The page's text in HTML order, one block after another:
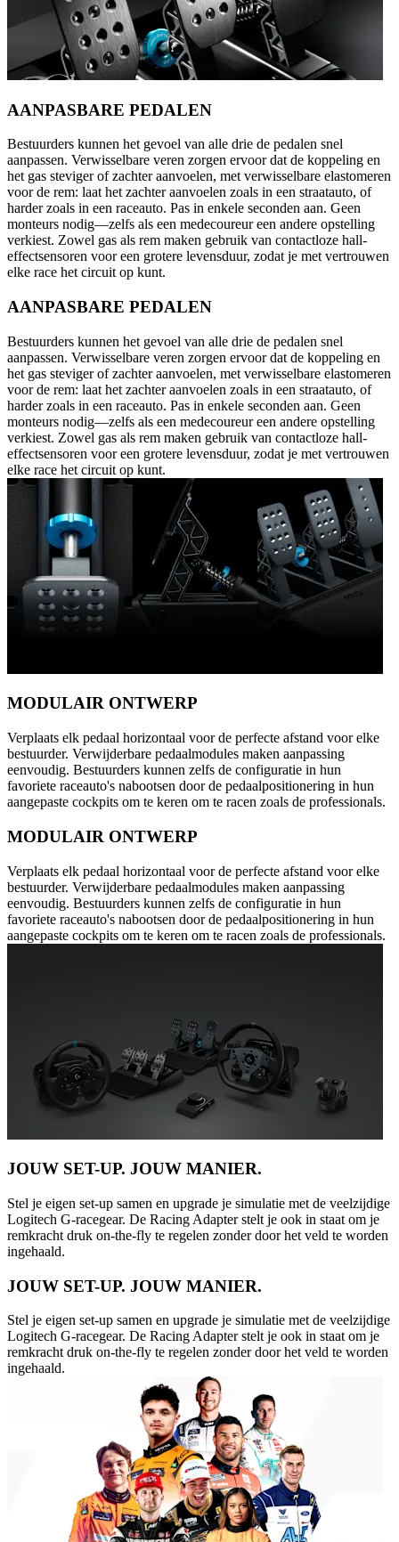
AANPASBARE PEDALEN
Bestuurders kunnen het gevoel van alle drie de pedalen snel
aanpassen. Verwisselbare veren zorgen ervoor dat de koppeling en
het gas steviger of zachter aanvoelen, met verwisselbare elastomeren
voor de rem: laat het zachter aanvoelen zoals in een straatauto, of
harder zoals in een raceauto. Pas in enkele seconden aan. Geen
monteurs nodig—zelfs als een medecoureur een andere opstelling
verkiest. Zowel gas als rem maken gebruik van contactloze hall-
effectsensoren voor een grotere levensduur, zodat je met vertrouwen
elke race het circuit op kunt.
AANPASBARE PEDALEN
Bestuurders kunnen het gevoel van alle drie de pedalen snel
aanpassen. Verwisselbare veren zorgen ervoor dat de koppeling en
het gas steviger of zachter aanvoelen, met verwisselbare elastomeren
voor de rem: laat het zachter aanvoelen zoals in een straatauto, of
harder zoals in een raceauto. Pas in enkele seconden aan. Geen
monteurs nodig—zelfs als een medecoureur een andere opstelling
verkiest. Zowel gas als rem maken gebruik van contactloze hall-
effectsensoren voor een grotere levensduur, zodat je met vertrouwen
elke race het circuit op kunt.
MODULAIR ONTWERP
Verplaats elk pedaal horizontaal voor de perfecte afstand voor elke
bestuurder. Verwijderbare pedaalmodules maken aanpassing
eenvoudig. Bestuurders kunnen zelfs de configuratie in hun
favoriete raceauto's nabootsen door de pedaalpositionering in hun
aangepaste cockpits om te keren om te racen zoals de professionals.
MODULAIR ONTWERP
Verplaats elk pedaal horizontaal voor de perfecte afstand voor elke
bestuurder. Verwijderbare pedaalmodules maken aanpassing
eenvoudig. Bestuurders kunnen zelfs de configuratie in hun
favoriete raceauto's nabootsen door de pedaalpositionering in hun
aangepaste cockpits om te keren om te racen zoals de professionals.
JOUW SET-UP. JOUW MANIER.
Stel je eigen set-up samen en upgrade je simulatie met de veelzijdige
Logitech G-racegear. De Racing Adapter stelt je ook in staat om je
remkracht druk on-the-fly te regelen zonder door het veld te worden
ingehaald.
JOUW SET-UP. JOUW MANIER.
Stel je eigen set-up samen en upgrade je simulatie met de veelzijdige
Logitech G-racegear. De Racing Adapter stelt je ook in staat om je
remkracht druk on-the-fly te regelen zonder door het veld te worden
ingehaald.